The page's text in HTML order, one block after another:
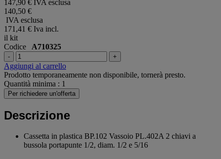
147,90 € IVA esclusa
140,50 €
IVA esclusa
171,41 € Iva incl.
il kit
Codice A710325
- +
Aggiungi al carrello
Prodotto temporaneamente non disponibile, tornerà presto.
Quantità minima : 1
Per richiedere un'offerta
Descrizione
Cassetta in plastica BP.102 Vassoio PL.402A 2 chiavi a
bussola portapunte 1/2, diam. 1/2 e 5/16